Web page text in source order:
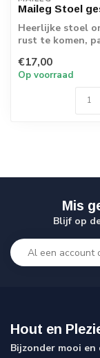
Maileg Stoel
Heerlijke stoel
rust te komen,
€17,00
Op voorraad
Mis
Blijf op
Hout en
Bijzonder mooi en